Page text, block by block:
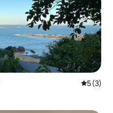
5 de
5 (3)